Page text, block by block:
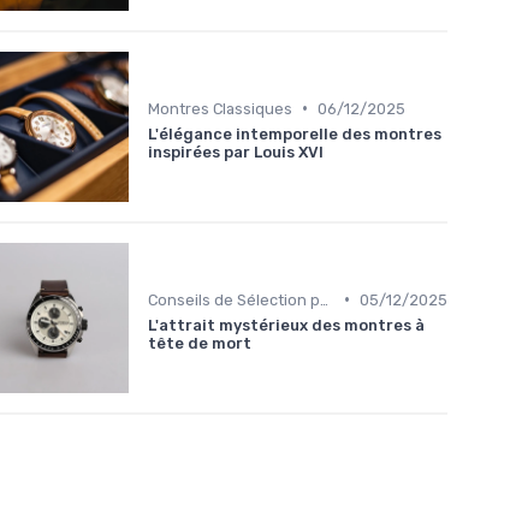
Montres Classiques • 06/12/2025
L'élégance intemporelle des montres
inspirées par Louis XVI
• 05/12/2025
L'attrait mystérieux des montres à
tête de mort